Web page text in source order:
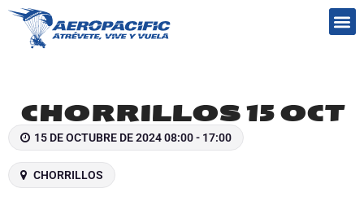
CHORRILLOS 15 OCT
15 DE OCTUBRE DE 2024 08:00 - 17:00
CHORRILLOS